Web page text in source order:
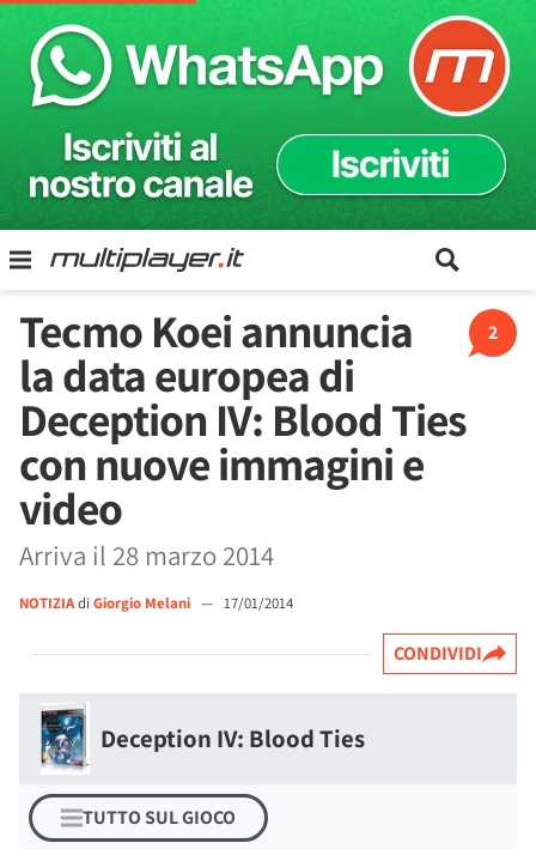
2
Tecmo Koei annuncia
la data europea di
Deception IV: Blood Ties
con nuove immagini e
video
Arriva il 28 marzo 2014
NOTIZIAdi Giorgio Melani — 17/01/2014
CONDIVIDI
Deception IV: Blood Ties
TUTTO SUL GIOCO